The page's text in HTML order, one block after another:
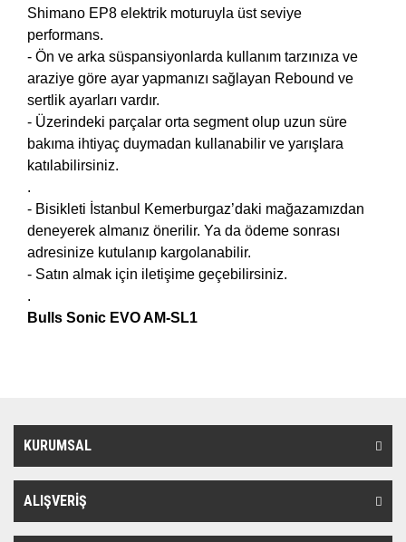
Shimano EP8 elektrik moturuyla üst seviye
performans.
- Ön ve arka süspansiyonlarda kullanım tarzınıza ve
araziye göre ayar yapmanızı sağlayan Rebound ve
sertlik ayarları vardır.
- Üzerindeki parçalar orta segment olup uzun süre
bakıma ihtiyaç duymadan kullanabilir ve yarışlara
katılabilirsiniz.
.
- Bisikleti İstanbul Kemerburgaz’daki mağazamızdan
deneyerek almanız önerilir. Ya da ödeme sonrası
adresinize kutulanıp kargolanabilir.
- Satın almak için iletişime geçebilirsiniz.
.
Bulls Sonic EVO AM-SL1
KURUMSAL
ALIŞVERİŞ